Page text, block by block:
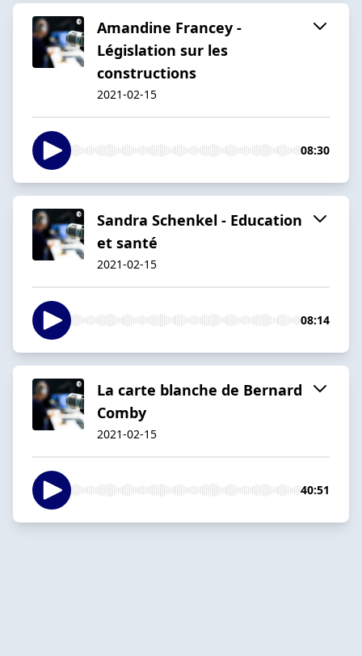
Amandine Francey -
Législation sur les
constructions
2021-02-15
08:30
Sandra Schenkel - Education
et santé
2021-02-15
08:14
La carte blanche de Bernard
Comby
2021-02-15
40:51